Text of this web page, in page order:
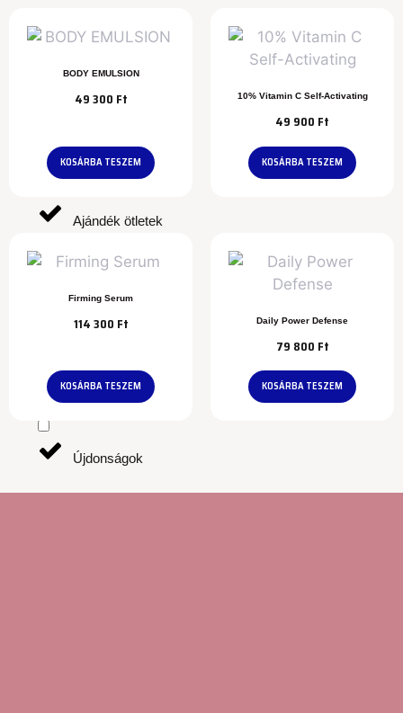
Ajándék ötletek
Bestsellerek
Kezelések
Újdonságok
BODY EMULSION
49 300 Ft
KOSÁRBA TESZEM
10% Vitamin C Self-Activating
49 900 Ft
KOSÁRBA TESZEM
Firming Serum
114 300 Ft
KOSÁRBA TESZEM
Daily Power Defense
79 800 Ft
KOSÁRBA TESZEM